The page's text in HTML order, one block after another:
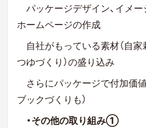
パッケージデザイン、イメ
ホームページの作成
自社がもっている素材（自家
つゆづくり）の盛り込み
さらにパッケージで付加価
ブックづくりも）
・その他の取り組み①